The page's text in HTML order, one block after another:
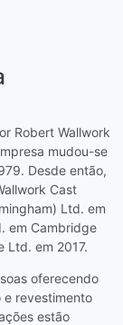
Robert Wallwork
mudou-se
Desde então,
Cast
Ltd. em
em Cambridge
Ltd. em 2017.
oferecendo
revestimento
estão